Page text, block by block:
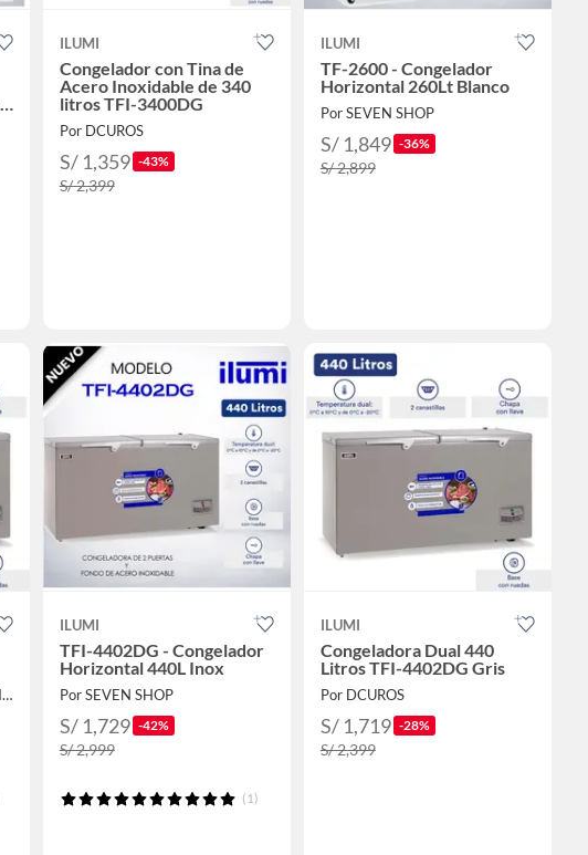
ILUMI
Congelador con Tina de
Acero Inoxidable de 340
litros TFI-3400DG
Por DCUROS
S/ 1,359 -43%
S/ 2,399
ILUMI
TF-2600 - Congelador
Horizontal 260Lt Blanco
Por SEVEN SHOP
S/ 1,849 -36%
S/ 2,899
Por ELECTRODOMESTICOS E.I.R.L
ILUMI
TFI-4402DG - Congelador
Horizontal 440L Inox
Por SEVEN SHOP
S/ 1,729 -42%
S/ 2,999
(1)
ILUMI
Congeladora Dual 440
Litros TFI-4402DG Gris
Por DCUROS
S/ 1,719 -28%
S/ 2,399